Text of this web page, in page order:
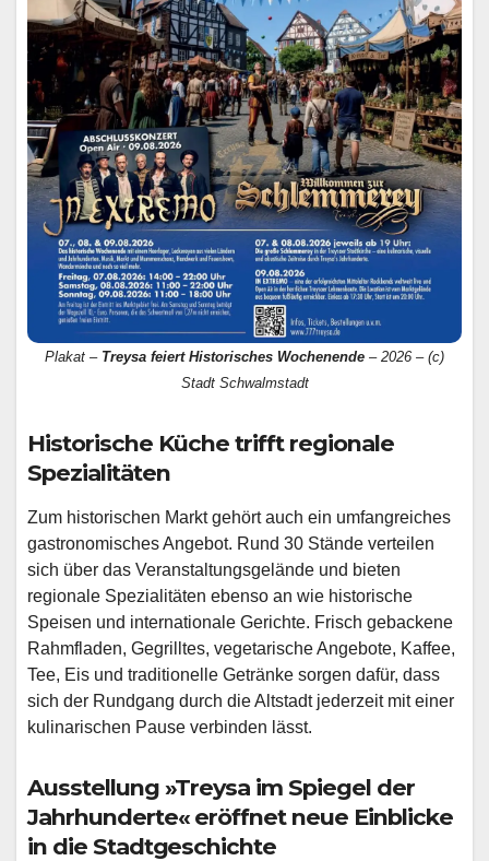
Plakat – Treysa feiert Historisches Wochenende – 2026 – (c)
Stadt Schwalmstadt
Historische Küche trifft regionale
Spezialitäten
Zum historischen Markt gehört auch ein umfangreiches
gastronomisches Angebot. Rund 30 Stände verteilen
sich über das Veranstaltungsgelände und bieten
regionale Spezialitäten ebenso an wie historische
Speisen und internationale Gerichte. Frisch gebackene
Rahmfladen, Gegrilltes, vegetarische Angebote, Kaffee,
Tee, Eis und traditionelle Getränke sorgen dafür, dass
sich der Rundgang durch die Altstadt jederzeit mit einer
kulinarischen Pause verbinden lässt.
Ausstellung »Treysa im Spiegel der
Jahrhunderte« eröffnet neue Einblicke
in die Stadtgeschichte